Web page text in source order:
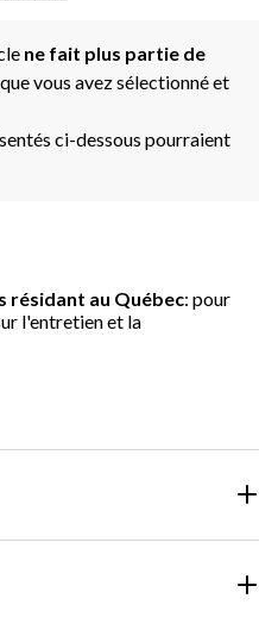
ne fait plus partie de
vous avez sélectionné et
ci-dessous pourraient
résidant au Québec: pour
l'entretien et la